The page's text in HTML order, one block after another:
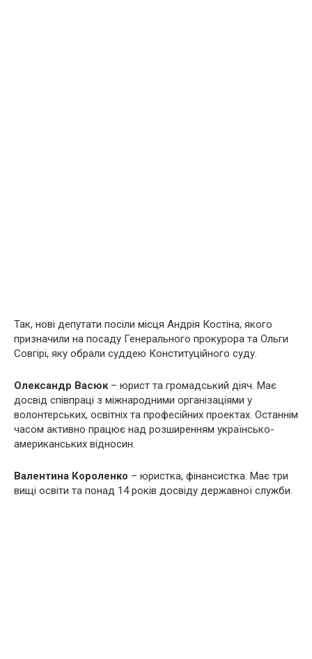
Так, нові депутати посіли місця Андрія Костіна, якого
призначили на посаду Генерального прокурора та Ольги
Совгірі, яку обрали суддею Конституційного суду.
Олександр Васюк– юрист та громадський діяч. Має
досвід співпраці з міжнародними організаціями у
волонтерських, освітніх та професійних проектах. Останнім
часом активно працює над розширенням українсько-
американських відносин.
Валентина Короленко – юристка, фінансистка. Має три
вищі освіти та понад 14 років досвіду державної служби.